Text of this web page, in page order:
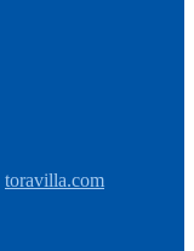
toravilla.com